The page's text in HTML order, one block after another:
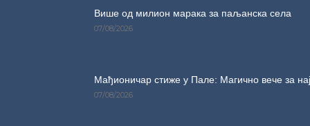
Више од милион марака за паљанска села
07/08/2026
Мађионичар стиже у Пале: Магично вече за
07/08/2026